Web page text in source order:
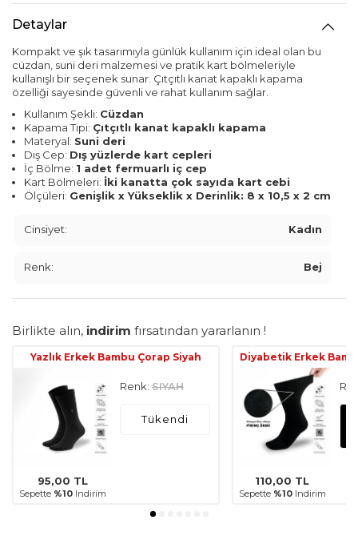
Detaylar
Kompakt ve şık tasarımıyla günlük kullanım için ideal olan bu
cüzdan, suni deri malzemesi ve pratik kart bölmeleriyle
kullanışlı bir seçenek sunar. Çıtçıtlı kanat kapaklı kapama
özelliği sayesinde güvenli ve rahat kullanım sağlar.
Kullanım Şekli: Cüzdan
Kapama Tipi: Çıtçıtlı kanat kapaklı kapama
Materyal: Suni deri
Dış Cep: Dış yüzlerde kart cepleri
İç Bölme: 1 adet fermuarlı iç cep
Kart Bölmeleri: İki kanatta çok sayıda kart cebi
Ölçüleri: Genişlik x Yükseklik x Derinlik: 8 x 10,5 x 2 cm
Cinsiyet: Kadın
Renk: Bej
Birlikte alın, indirim fırsatından yararlanın !
Yazlık Erkek Bambu Çorap Siyah
95,00 TL
Sepette %10Indirim
Renk: SIYAH
Tükendi
Diyabetik Erkek
110,00 TL
Sepette %10Indirim